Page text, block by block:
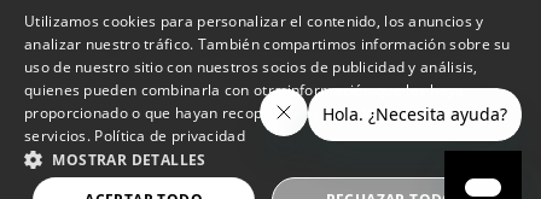
Políticas de recojo en tienda
Calvin Klein
Copyright © 2023 Calvin Klein peru ®. Todos los
derechos reservados.
Utilizamos cookies para personalizar el contenido, los anuncios y
analizar nuestro tráfico. También compartimos información sobre su
uso de nuestro sitio con nuestros socios de publicidad y análisis,
quienes pueden combinarla con otra información que les haya
proporcionado o que hayan recopilado a partir del uso de sus
servicios. Política de privacidad
MOSTRAR DETALLES